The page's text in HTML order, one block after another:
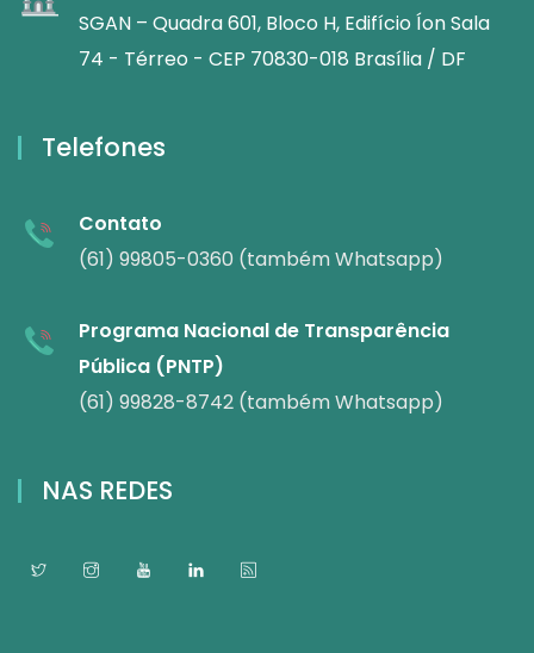
SGAN – Quadra 601, Bloco H, Edifício Íon Sala
74 - Térreo - CEP 70830-018 Brasília / DF
Telefones
Contato
(61) 99805-0360 (também Whatsapp)
Programa Nacional de Transparência
Pública (PNTP)
(61) 99828-8742 (também Whatsapp)
NAS REDES